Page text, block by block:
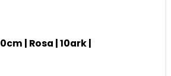
| Rosa | 10ark |